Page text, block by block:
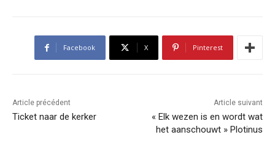
Facebook X Pinterest
Article précédent
Ticket naar de kerker
Article suivant
« Elk wezen is en wordt wat
het aanschouwt » Plotinus